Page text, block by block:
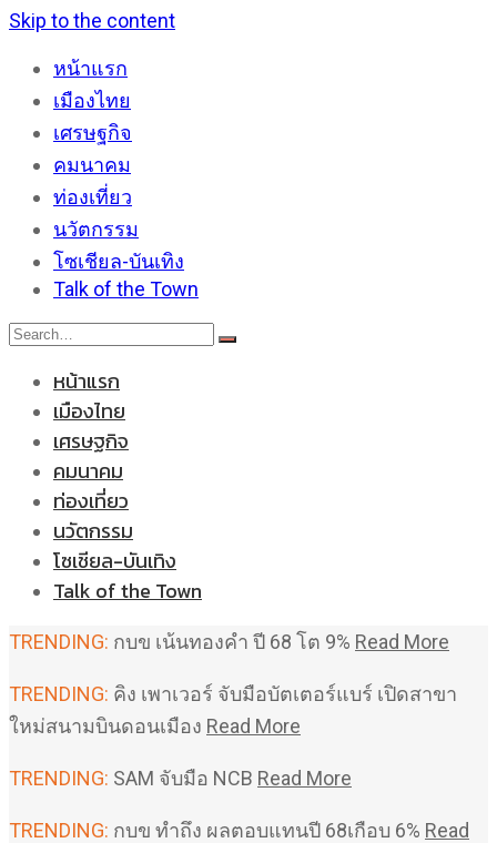
Skip to the content
หน้าแรก
เมืองไทย
เศรษฐกิจ
คมนาคม
ท่องเที่ยว
นวัตกรรม
โซเชียล-บันเทิง
Talk of the Town
หน้าแรก
เมืองไทย
เศรษฐกิจ
คมนาคม
ท่องเที่ยว
นวัตกรรม
โซเชียล-บันเทิง
Talk of the Town
TRENDING: กบข เน้นทองคำ ปี 68 โต 9% Read More
TRENDING: คิง เพาเวอร์ จับมือบัตเตอร์แบร์ เปิดสาขา
ใหม่สนามบินดอนเมือง Read More
TRENDING: SAM จับมือ NCB Read More
TRENDING: กบข ทำถึง ผลตอบแทนปี 68เกือบ 6% Read